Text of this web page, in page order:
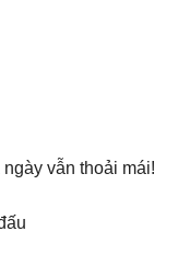
vẫn thoải mái!